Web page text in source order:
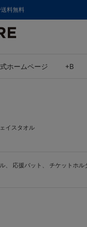
お知らせ
ホームページ +B
イスタオル
、 応援バット 、 チケットホル